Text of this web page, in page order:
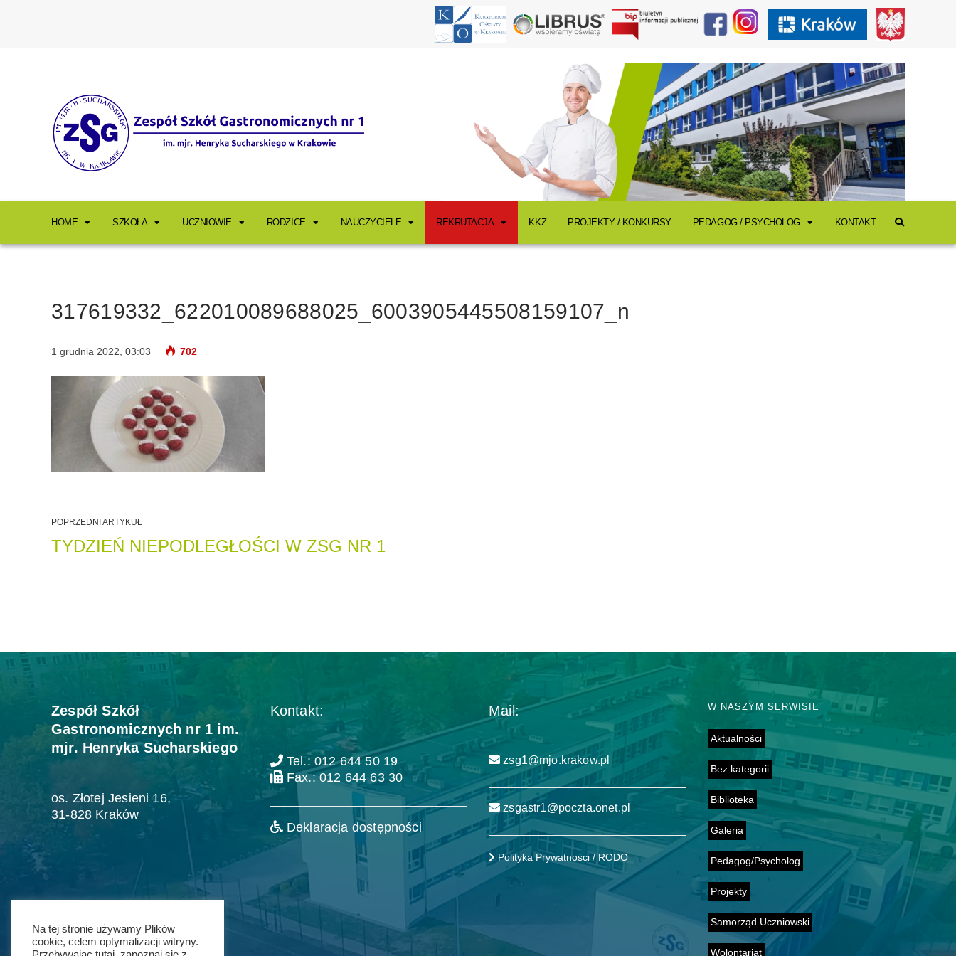
HOME SZKOŁA UCZNIOWIE RODZICE NAUCZYCIELE REKRUTACJA KKZ PROJEKTY / KONKURSY PEDAGOG / PSYCHOLOG KONTAKT
317619332_622010089688025_6003905445508159107_n
1 grudnia 2022, 03:03 702
POPRZEDNI ARTYKUŁ
TYDZIEŃ NIEPODLEGŁOŚCI W ZSG NR 1
Zespół Szkół
Gastronomicznych nr 1 im.
mjr. Henryka Sucharskiego
os. Złotej Jesieni 16,
31-828 Kraków
Kontakt:
Tel.: 012 644 50 19
Fax.: 012 644 63 30
Deklaracja dostępności
Mail:
zsg1@mjo.krakow.pl
zsgastr1@poczta.onet.pl
Polityka Prywatności / RODO
W NASZYM SERWISIE
Aktualności
Bez kategorii
Biblioteka
Galeria
Pedagog/Psycholog
Projekty
Samorząd Uczniowski
Wolontariat
Na tej stronie używamy Plików
cookie, celem optymalizacji witryny.